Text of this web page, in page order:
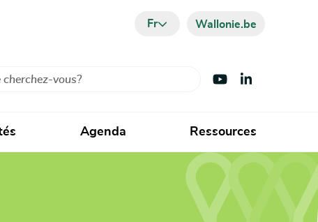
Fr Wallonie.be
Visiter Youtube
Visiter LinkedIn
Agenda Ressources